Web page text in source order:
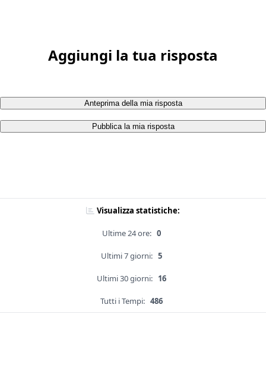
Aggiungi la tua risposta
Anteprima della mia risposta
Pubblica la mia risposta
Visualizza statistiche:
Ultime 24 ore: 0
Ultimi 7 giorni: 5
Ultimi 30 giorni: 16
Tutti i Tempi: 486